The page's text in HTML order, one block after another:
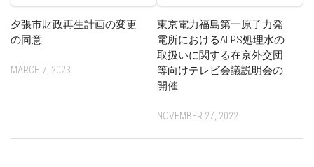
夕張市財政再生計画の変更
の同意
MARCH 7, 2023
東京電力福島第一原子力発
電所におけるALPS処理水の
取扱いに関する在京外交団
等向けテレビ会議説明会の
開催
NOVEMBER 27, 2022